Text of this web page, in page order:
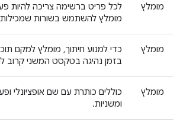
מומלץ
לכל פריט ברשימה צריכה להיות
מומלץ להשתמש בשורות
מומלץ
כדי למנוע חיתוך, מומלץ למקם
בזמן נהיגה בטקסט המשני קרוב
מומלץ
כוללים כותרת עם שם אופציונלי
ומשניות.